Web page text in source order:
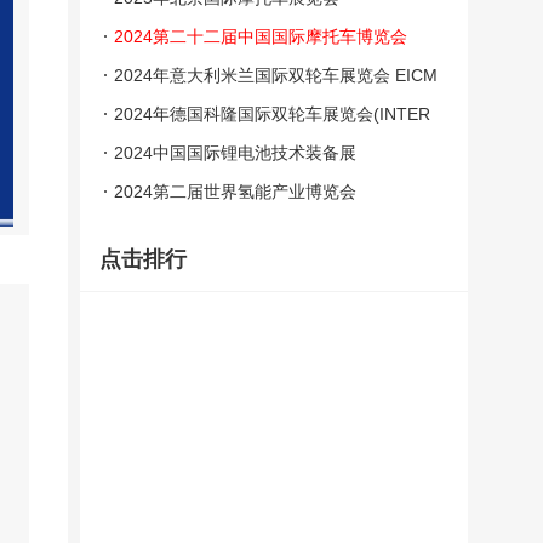
2024第二十二届中国国际摩托车博览会
（中国摩博会）
2024年意大利米兰国际双轮车展览会 EICM
A
2024年德国科隆国际双轮车展览会(INTER
MOT)
2024中国国际锂电池技术装备展
2024第二届世界氢能产业博览会
点击排行